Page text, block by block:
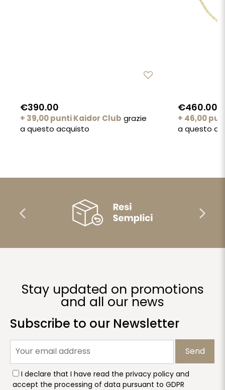
€390.00
+ 39,00 punti Kaidor Club grazie
a questo acquisto
€460.00
+ 46,00
a questo
Stay updated on promotions
and all our news
Subscribe to our Newsletter
Send
I declare that I have read the privacy policy and
accept the processing of data pursuant to GDPR